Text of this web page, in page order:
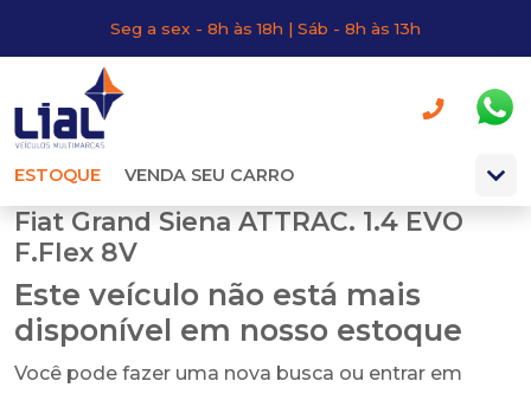
Seg a sex - 8h às 18h | Sáb - 8h às 13h
ESTOQUE VENDA SEU CARRO
Fiat Grand Siena ATTRAC. 1.4 EVO
F.Flex 8V
Este veículo não está mais
disponível em nosso estoque
Você pode fazer uma nova busca ou entrar em